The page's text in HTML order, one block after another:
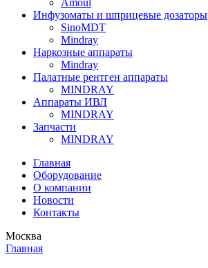
Amoul
Инфузоматы и шприцевые дозаторы
SinoMDT
Mindray
Наркозные аппараты
Mindray
Палатные рентген аппараты
MINDRAY
Аппараты ИВЛ
MINDRAY
Запчасти
MINDRAY
Главная
Оборудование
О компании
Новости
Контакты
Москва
Главная